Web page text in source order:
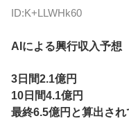
ID:K+LLWHk60
AIによる興行収入予想
3日間2.1億円
10日間4.1億円
最終6.5億円と算出され